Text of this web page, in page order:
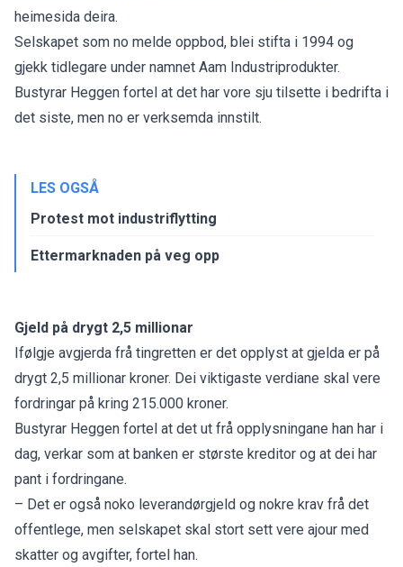
heimesida deira.
Selskapet som no melde oppbod, blei stifta i 1994 og
gjekk tidlegare under namnet Aam Industriprodukter.
Bustyrar Heggen fortel at det har vore sju tilsette i bedrifta i
det siste, men no er verksemda innstilt.
LES OGSÅ
Protest mot industriflytting
Ettermarknaden på veg opp
Gjeld på drygt 2,5 millionar
Ifølgje avgjerda frå tingretten er det opplyst at gjelda er på
drygt 2,5 millionar kroner. Dei viktigaste verdiane skal vere
fordringar på kring 215.000 kroner.
Bustyrar Heggen fortel at det ut frå opplysningane han har i
dag, verkar som at banken er største kreditor og at dei har
pant i fordringane.
– Det er også noko leverandørgjeld og nokre krav frå det
offentlege, men selskapet skal stort sett vere ajour med
skatter og avgifter, fortel han.